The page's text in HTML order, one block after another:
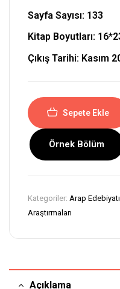
Sayfa Sayısı: 133
Kitap Boyutları:
Çıkış Tarihi: Kasım
Sepete Ekle
Örnek Bölüm
Kategoriler: Arap Edebiyatı
Araştırmaları
Açıklama